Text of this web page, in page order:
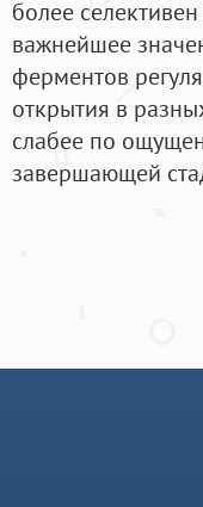
более
важнейшее
ферментов
открытия в
слабее по
завершающей